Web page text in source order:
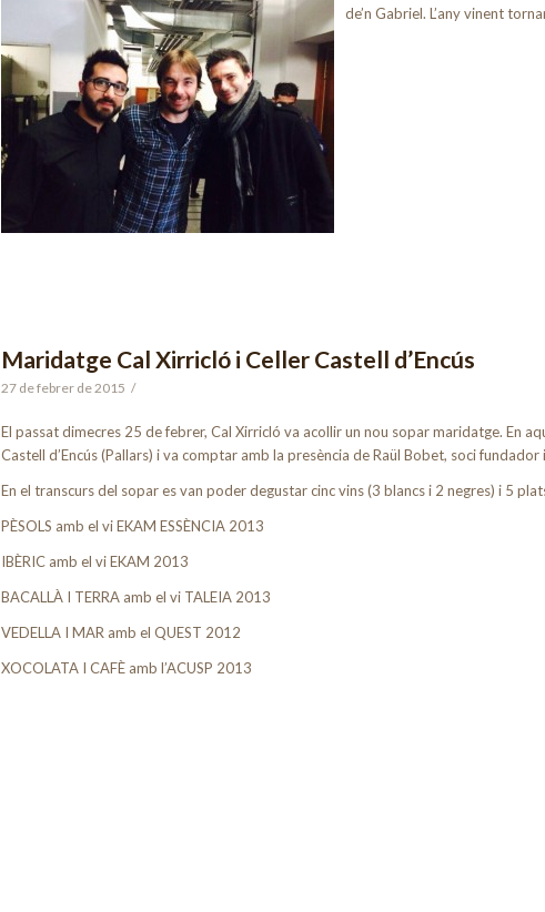
de’n Gabriel. L’any vinent
Maridatge Cal Xirricló i Celler Castell d’Encús
27 de febrer de 2015 /
El passat dimecres 25 de febrer, Cal Xirricló va acollir un nou sopar maridatge. En
Castell d’Encús (Pallars) i va comptar amb la presència de Raül Bobet, soci fundador
En el transcurs del sopar es van poder degustar cinc vins (3 blancs i 2 negres) i 5
PÈSOLS amb el vi EKAM ESSÈNCIA 2013
IBÈRIC amb el vi EKAM 2013
BACALLÀ I TERRA amb el vi TALEIA 2013
VEDELLA I MAR amb el QUEST 2012
XOCOLATA I CAFÈ amb l’ACUSP 2013